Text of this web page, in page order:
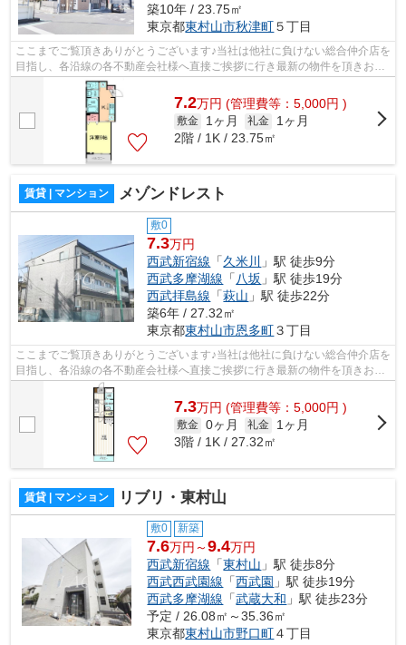
築10年 / 23.75㎡
東京都東村山市秋津町５丁目
ここまでご覧頂きありがとうございます♪当社は他社に負けない総合仲介店を
目指し、各沿線の各不動産会社様へ直接ご挨拶に行き最新の物件を頂きお客
様へ提供しております！最新の情報は...
7.2万円 (管理費等：5,000円 )
敷金 1ヶ月 礼金
1ヶ月
2階 / 1K / 23.75㎡
賃貸 | マンション メゾンドレスト
敷0
7.3万円
西武新宿線 「久米川
」駅 徒歩9分
西武多摩湖線 「 八坂 」駅 徒歩19分
西武拝島線 「萩山 」駅 徒歩22分
築6年 / 27.32㎡
東京都東村山市恩多町３丁目
ここまでご覧頂きありがとうございます♪当社は他社に負けない総合仲介店を
目指し、各沿線の各不動産会社様へ直接ご挨拶に行き最新の物件を頂きお客
様へ提供しております！最新の情報は...
7.3万円 (管理費等：5,000円 )
敷金 0ヶ月 礼金
1ヶ月
3階 / 1K / 27.32㎡
賃貸 | マンション リブリ・東村山
敷0 新築
7.6万円～9.4万円
西武新宿線 「東村山 」駅 徒歩8分
西武西武園線 「西武園 」駅 徒歩19分
西武多摩湖線 「武蔵大和 」駅 徒歩23分
予定 / 26.08㎡～35.36㎡
東京都東村山市野口町４丁目